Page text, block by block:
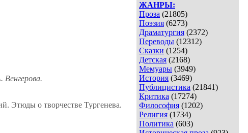
ЖАНРЫ:
Проза (21805)
Поэзия (6273)
Драматургия (2372)
Переводы (12312)
Сказки (1254)
Детская (2168)
Мемуары (3949)
История (3469)
Публицистика (21841)
Критика (17274)
Философия (1202)
Религия (1734)
Политика (603)
Венгерова.
Этюды о творчестве Тургенева.